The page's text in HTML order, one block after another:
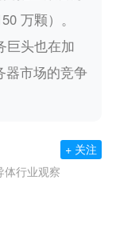
万颗）。
巨头也在加
器市场的竞争
体行业观察
+ 关注